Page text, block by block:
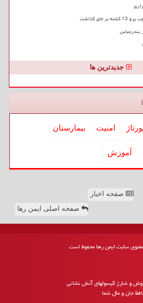
گذاشت
جدیدترین ها
امنیت بیمارستان
آموزش
صفحه اخبار
صفحه اصلی ایمن رها
و شارژ کپسولهای آتش نشانی
جان و مال شما